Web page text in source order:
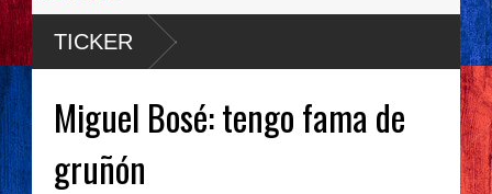
TICKER
Miguel Bosé: tengo fama de
gruñón